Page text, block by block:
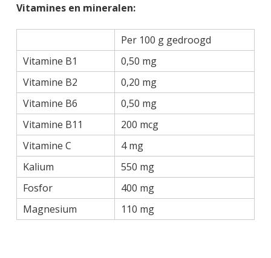
Vitamines en mineralen:
Per 100 g gedroogd
Vitamine B1
0,50 mg
Vitamine B2
0,20 mg
Vitamine B6
0,50 mg
Vitamine B11
200 mcg
Vitamine C
4 mg
Kalium
550 mg
Fosfor
400 mg
Magnesium
110 mg